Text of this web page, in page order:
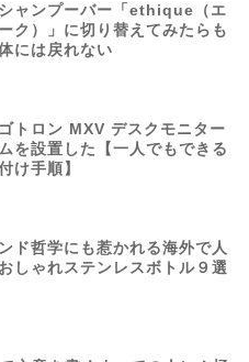
ャンプーバー「ethique（エ
ク）」に切り替えてみたらも
には戻れない
トロン MXV デスクモニター
を設置した【一人でもできる
け手順】
ド哲学にも惹かれる海外で人
しゃれステンレスボトル９選